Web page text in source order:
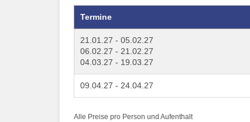
Termine
21.01.27 - 05.02.27
06.02.27 - 21.02.27
04.03.27 - 19.03.27
09.04.27 - 24.04.27
Alle Preise pro Person und Aufenthalt